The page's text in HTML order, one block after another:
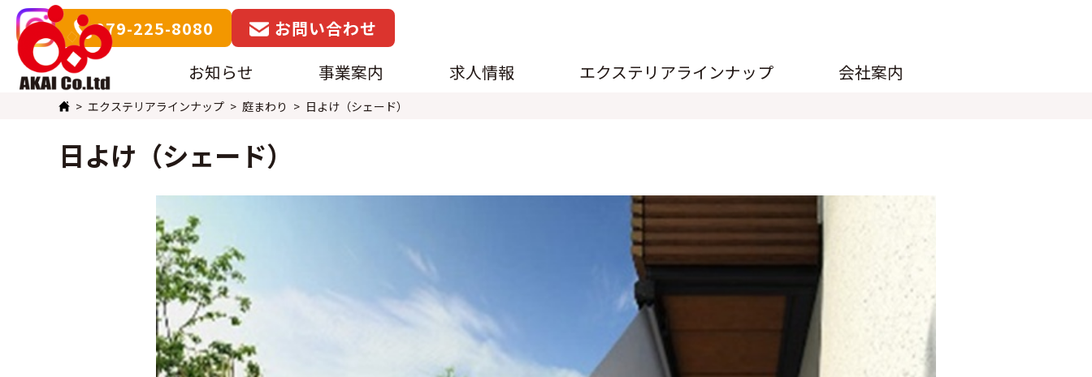
079-225-8080
お問い合わせ
お知らせ
事業案内 求人情報 エクステリアラインナップ 会社案内
エクステリアラインナップ 庭まわり 日よけ（シェード）
日よけ（シェード）